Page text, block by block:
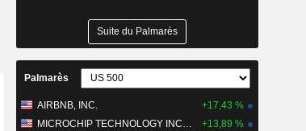
Suite du Palmarès
Palmarès
AIRBNB, INC.
+17,43 %
MICROCHIP TECHNOLOGY INCORPORATED
+13,89 %